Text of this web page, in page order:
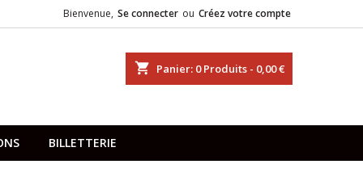
Bienvenue, Se connecter ou Créez votre compte
shopping_cart Panier: 0Produits - 0,00 €
BILLETTERIE